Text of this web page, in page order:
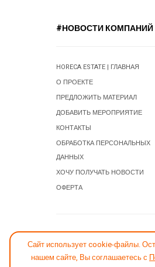
Сайт использует cookie-файлы.
нашем сайте, Вы соглашаетесь с
#НОВОСТИ КОМПАНИЙ
HORECA ESTATE | ГЛАВНАЯ
О ПРОЕКТЕ
ПРЕДЛОЖИТЬ МАТЕРИАЛ
ДОБАВИТЬ МЕРОПРИЯТИЕ
КОНТАКТЫ
ОБРАБОТКА ПЕРСОНАЛЬНЫХ
ДАННЫХ
ХОЧУ ПОЛУЧАТЬ НОВОСТИ
ОФЕРТА
© 2026 НОВОСТИ
JOOMLA! CMS-